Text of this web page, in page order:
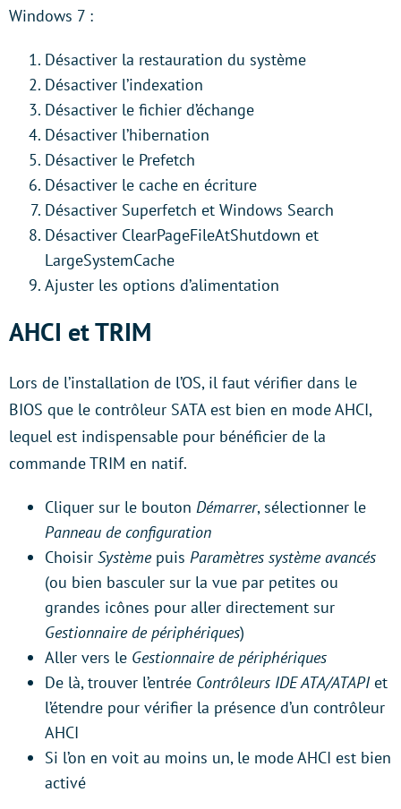
Windows 7 :
Désactiver la restauration du système
Désactiver l’indexation
Désactiver le fichier d’échange
Désactiver l’hibernation
Désactiver le Prefetch
Désactiver le cache en écriture
Désactiver Superfetch et Windows Search
Désactiver ClearPageFileAtShutdown et
LargeSystemCache
Ajuster les options d’alimentation
AHCI et TRIM
Lors de l’installation de l’OS, il faut vérifier dans le
BIOS que le contrôleur SATA est bien en mode AHCI,
lequel est indispensable pour bénéficier de la
commande TRIM en natif.
Cliquer sur le bouton Démarrer, sélectionner le
Panneau de configuration
Choisir Systèmepuis Paramètres système avancés
(ou bien basculer sur la vue par petites ou
grandes icônes pour aller directement sur
Gestionnaire de périphériques)
Aller vers le Gestionnaire de périphériques
De là, trouver l’entrée Contrôleurs IDE ATA/ATAPIet
l’étendre pour vérifier la présence d’un contrôleur
AHCI
Si l’on en voit au moins un, le mode AHCI est bien
activé